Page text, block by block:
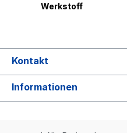
Werkstoff
Kontakt
Informationen